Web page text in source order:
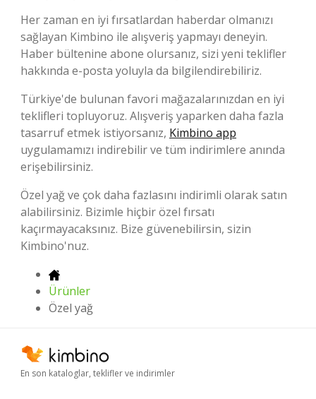
Her zaman en iyi fırsatlardan haberdar olmanızı
sağlayan Kimbino ile alışveriş yapmayı deneyin.
Haber bültenine abone olursanız, sizi yeni teklifler
hakkında e-posta yoluyla da bilgilendirebiliriz.
Türkiye'de bulunan favori mağazalarınızdan en iyi
teklifleri topluyoruz. Alışveriş yaparken daha fazla
tasarruf etmek istiyorsanız, Kimbino app
uygulamamızı indirebilir ve tüm indirimlere anında
erişebilirsiniz.
Özel yağ ve çok daha fazlasını indirimli olarak satın
alabilirsiniz. Bizimle hiçbir özel fırsatı
kaçırmayacaksınız. Bize güvenebilirsin, sizin
Kimbino'nuz.
Ürünler
Özel yağ
En son kataloglar, teklifler ve indirimler